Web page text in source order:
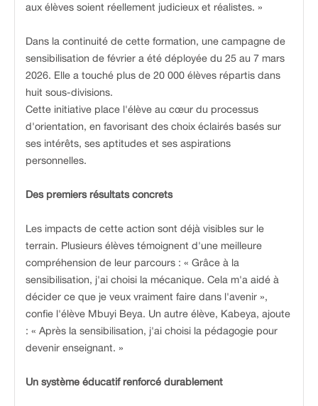
aux élèves soient réellement judicieux et réalistes. »
Dans la continuité de cette formation, une campagne de
sensibilisation de février a été déployée du 25 au 7 mars
2026. Elle a touché plus de 20 000 élèves répartis dans
huit sous-divisions.
Cette initiative place l'élève au cœur du processus
d'orientation, en favorisant des choix éclairés basés sur
ses intérêts, ses aptitudes et ses aspirations
personnelles.
Des premiers résultats concrets
Les impacts de cette action sont déjà visibles sur le
terrain. Plusieurs élèves témoignent d'une meilleure
compréhension de leur parcours : « Grâce à la
sensibilisation, j'ai choisi la mécanique. Cela m'a aidé à
décider ce que je veux vraiment faire dans l'avenir »,
confie l'élève Mbuyi Beya. Un autre élève, Kabeya, ajoute
: « Après la sensibilisation, j'ai choisi la pédagogie pour
devenir enseignant. »
Un système éducatif renforcé durablement